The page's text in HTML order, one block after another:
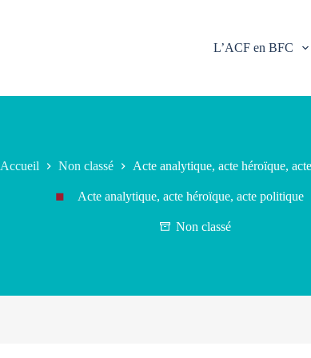
L’ACF en BFC
Accueil Non classé Acte analytique, acte héroïque,
Acte analytique, acte héroïque, acte politique
Non classé